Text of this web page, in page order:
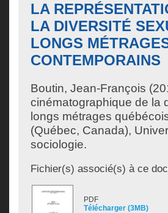
LA
LA DIVERSITÉ
LONGS
CONTEMPORAINS
Boutin, Jean-François
cinématographique de la
longs métrages
(Québec, Canada),
sociologie.
Fichier(s) associé(s) à ce
PDF
Télécharger (3MB)